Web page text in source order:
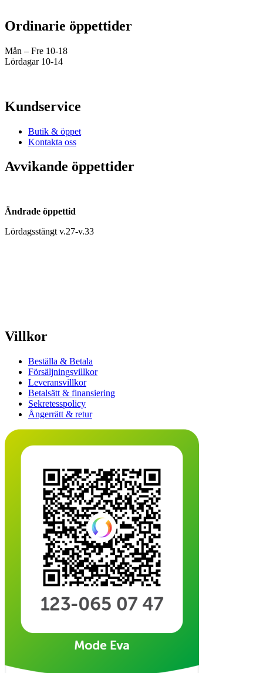
Ordinarie öppettider
Mån – Fre 10-18
Lördagar 10-14
Kundservice
Butik & öppet
Kontakta oss
Avvikande öppettider
Ändrade öppettid
Lördagsstängt v.27-v.33
Villkor
Beställa & Betala
Försäljningsvillkor
Leveransvillkor
Betalsätt & finansiering
Sekretesspolicy
Ångerrätt & retur